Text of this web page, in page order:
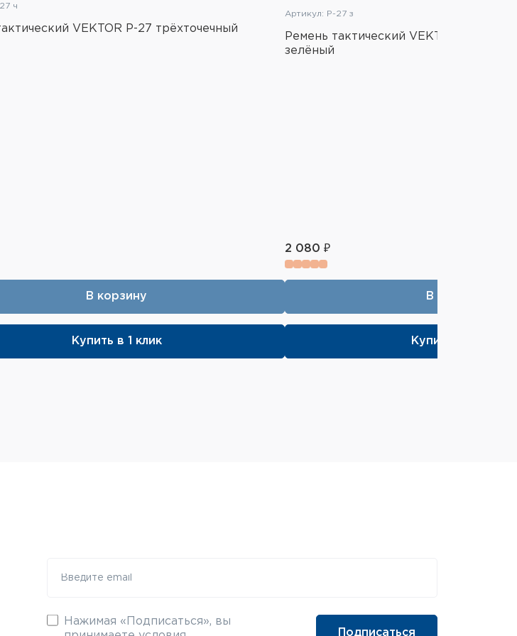
ч
VEKTOR Р-27 трёхточечный
В корзину
Купить в 1 клик
Артикул: Р-27 з
Ремень тактический VEKTOR Р-27
зелёный
2 080 ₽
В корзину
Купить в 1 клик
Нажимая «Подписаться», вы